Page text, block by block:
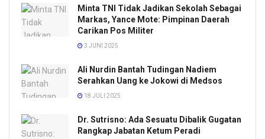
Minta TNI Tidak Jadikan Sekolah Sebagai
Markas, Yance Mote: Pimpinan Daerah
Carikan Pos Militer
3 JUNI 2025
Ali Nurdin Bantah Tudingan Nadiem
Serahkan Uang ke Jokowi di Medsos
18 JULI 2025
Dr. Sutrisno: Ada Sesuatu Dibalik Gugatan
Rangkap Jabatan Ketum Peradi